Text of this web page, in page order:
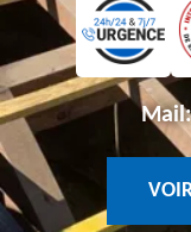
Mail: